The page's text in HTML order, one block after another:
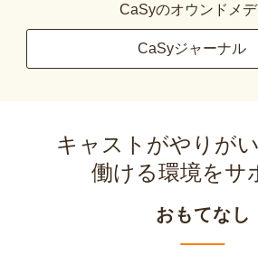
CaSyのオウンドメ
CaSyジャーナル
キャストがやりが
働ける環境をサ
おもてなし